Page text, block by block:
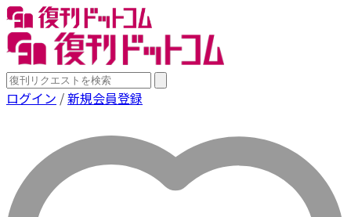
ログイン /新規会員登録